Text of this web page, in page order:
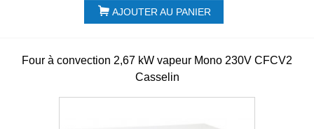
AJOUTER AU PANIER
Four à convection 2,67 kW vapeur Mono 230V CFCV2
Casselin